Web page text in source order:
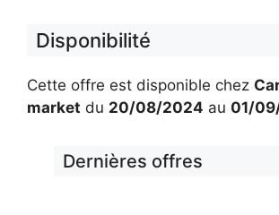
Disponibilité
Cette offre est disponible chez
market du 20/08/2024 au 01/
Dernières offres